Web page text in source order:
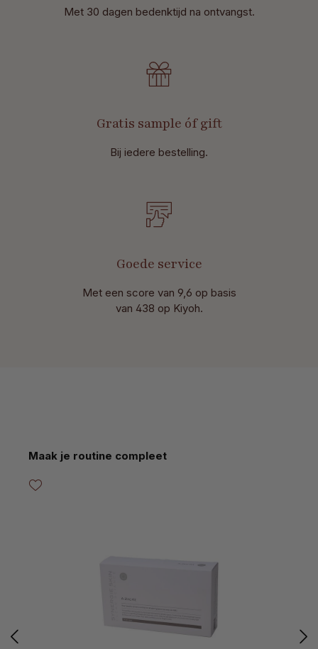
Met 30 dagen bedenktijd na ontvangst.
Gratis sample óf gift
Bij iedere bestelling.
Goede service
Met een score van 9,6 op basis
van 438 op Kiyoh.
Productgalerij overslaan
Maak je routine compleet